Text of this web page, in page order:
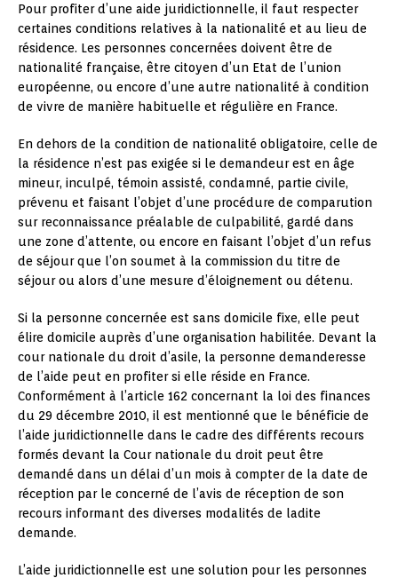
Pour profiter d’une aide juridictionnelle, il faut respecter
certaines conditions relatives à la nationalité et au lieu de
résidence. Les personnes concernées doivent être de
nationalité française, être citoyen d’un Etat de l’union
européenne, ou encore d’une autre nationalité à condition
de vivre de manière habituelle et régulière en France.
En dehors de la condition de nationalité obligatoire, celle de
la résidence n’est pas exigée si le demandeur est en âge
mineur, inculpé, témoin assisté, condamné, partie civile,
prévenu et faisant l’objet d’une procédure de comparution
sur reconnaissance préalable de culpabilité, gardé dans
une zone d’attente, ou encore en faisant l’objet d’un refus
de séjour que l’on soumet à la commission du titre de
séjour ou alors d’une mesure d’éloignement ou détenu.
Si la personne concernée est sans domicile fixe, elle peut
élire domicile auprès d’une organisation habilitée. Devant la
cour nationale du droit d’asile, la personne demanderesse
de l’aide peut en profiter si elle réside en France.
Conformément à l’article 162 concernant la loi des finances
du 29 décembre 2010, il est mentionné que le bénéficie de
l’aide juridictionnelle dans le cadre des différents recours
formés devant la Cour nationale du droit peut être
demandé dans un délai d’un mois à compter de la date de
réception par le concerné de l’avis de réception de son
recours informant des diverses modalités de ladite
demande.
L’aide juridictionnelle est une solution pour les personnes